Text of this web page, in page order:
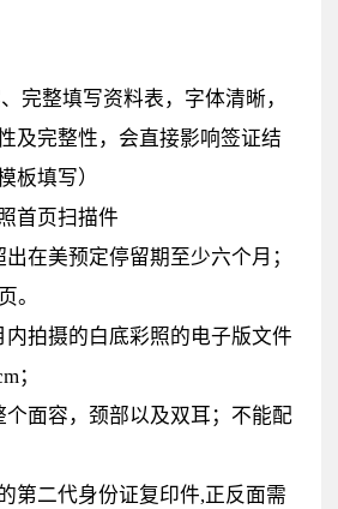
完整填写资料表，字体清晰，
及完整性，会直接影响签证结
板填写）
首页扫描件
在美预定停留期至少六个月；
。
内拍摄的白底彩照的电子版文件
；
面容，颈部以及双耳；不能配
第二代身份证复印件,正反面需